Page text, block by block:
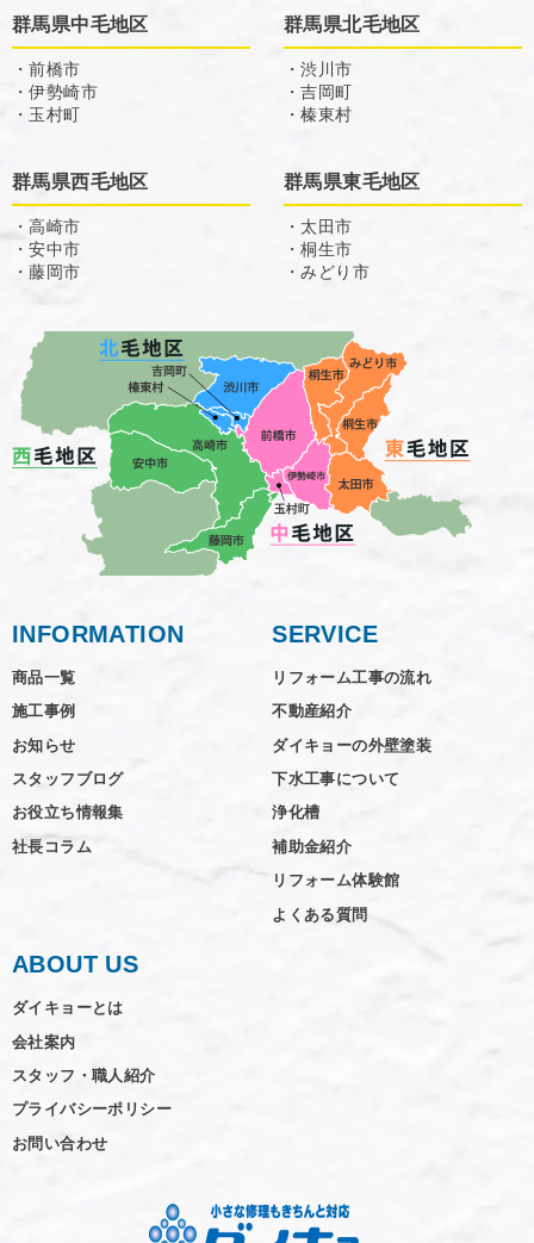
群馬県中毛地区
・前橋市
・伊勢崎市
・玉村町
群馬県北毛地区
・渋川市
・吉岡町
・榛東村
群馬県西毛地区
・高崎市
・安中市
・藤岡市
群馬県東毛地区
・太田市
・桐生市
・みどり市
INFORMATION
商品一覧
施工事例
お知らせ
スタッフブログ
お役立ち情報集
社長コラム
SERVICE
リフォーム工事の流れ
不動産紹介
ダイキョーの外壁塗装
下水工事について
浄化槽
補助金紹介
リフォーム体験館
よくある質問
ABOUT US
ダイキョーとは
会社案内
スタッフ・職人紹介
プライバシーポリシー
お問い合わせ